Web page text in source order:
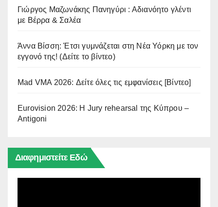
Γιώργος Μαζωνάκης Πανηγύρι : Αδιανόητο γλέντι
με Βέρρα & Σαλέα
Άννα Βίσση: Έτσι γυμνάζεται στη Νέα Υόρκη με τον
εγγονό της! (Δείτε το βίντεο)
Mad VMA 2026: Δείτε όλες τις εμφανίσεις [Βίντεο]
Eurovision 2026: Η Jury rehearsal της Κύπρου –
Antigoni
Διαφημιστείτε Εδώ